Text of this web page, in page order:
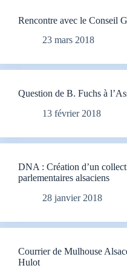
Rencontre avec le Conseil
23 mars 2018
Question de B. Fuchs à
13 février 2018
DNA : Création d’un
parlementaires alsaciens
28 janvier 2018
Courrier de Mulhouse
Hulot